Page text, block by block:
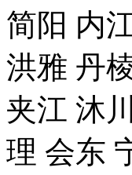
简阳 内
洪雅 丹
夹江 沐
理 会东